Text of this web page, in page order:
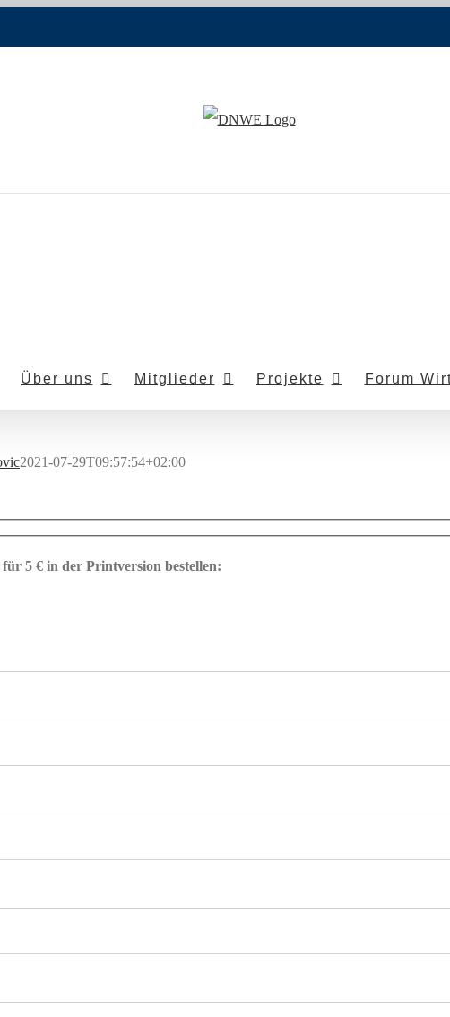
Über uns Mitglieder Projekte Forum
2021-07-29T09:57:54+02:00
5 € in der Printversion bestellen: